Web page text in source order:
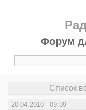
Форум
Список
20.04.2010 - 09:39